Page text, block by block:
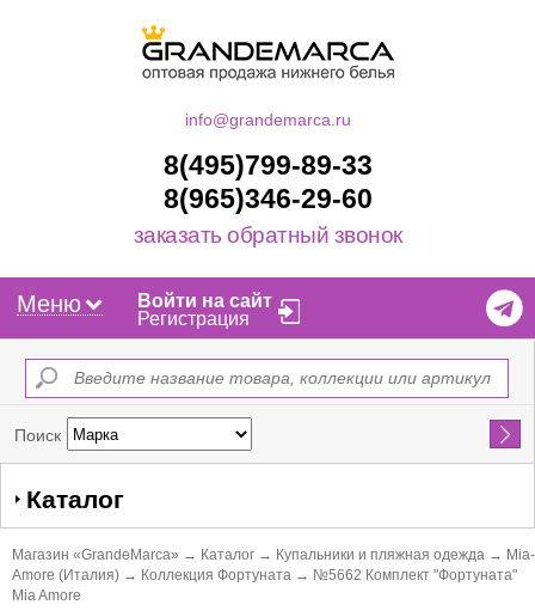
info@grandemarca.ru
8(495)799-89-33
8(965)346-29-60
заказать обратный звонок
Меню
Войти на сайт
Регистрация
Поиск Найти
Каталог
Магазин «GrandeMarca» → Каталог → Купальники и пляжная одежда → Mia-
Amore (Италия) → Коллекция Фортуната → №5662 Комплект "Фортуната"
Mia Amore